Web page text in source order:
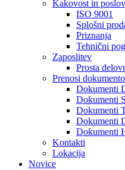
Kakovost in
ISO 9001
Splošni
Priznanja
Tehnični
Zaposlitev
Prosta
Prenosi
Dokumenti
Dokumenti
Dokumenti
Dokumenti
Dokumenti
Kontakti
Lokacija
Novice